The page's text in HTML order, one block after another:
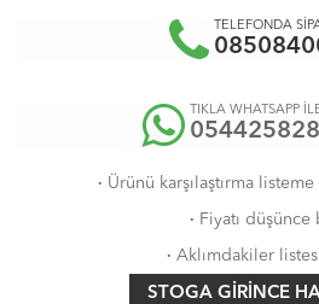
TELEFONDA
TIKLA WHATSAPP
· Ürünü karşılaştırma
· Fiyatı
· Aklımdakiler
STOGA GIRINCE